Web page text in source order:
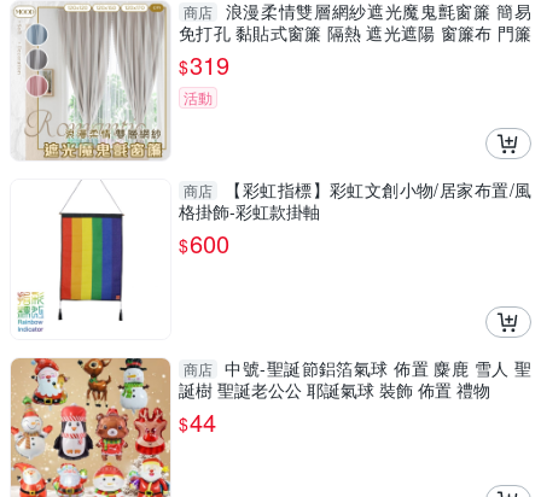
商店
浪漫柔情雙層網紗遮光魔鬼氈窗簾 簡易
免打孔 黏貼式窗簾 隔熱 遮光遮陽 窗簾布 門簾
不透光
$319
活動
商店
【彩虹指標】彩虹文創小物/居家布置/風
格掛飾-彩虹款掛軸
$600
商店 中號-聖誕節鋁箔氣球 佈置 麋鹿 雪人 聖
誕樹 聖誕老公公 耶誕氣球 裝飾 佈置 禮物
$44